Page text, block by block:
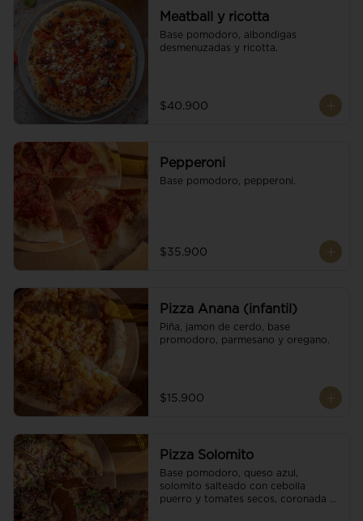
Meatball y ricotta
Base pomodoro, albondigas
desmenuzadas y ricotta.
$40.900
Pepperoni
Base pomodoro, pepperoni.
$35.900
Pizza Anana (infantil)
Piña, jamon de cerdo, base
promodoro, parmesano y oregano.
$15.900
Pizza Solomito
Base pomodoro, queso azul,
solomito salteado con cebolla
puerro y tomates secos, coronada